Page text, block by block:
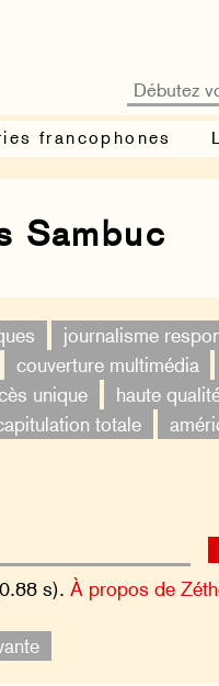
francophones
Sambuc
journalisme
couverture multimédia
unique haute
totale
s). À propos de